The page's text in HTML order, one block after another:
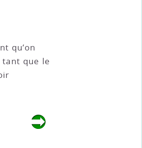
qu’on
tant que le